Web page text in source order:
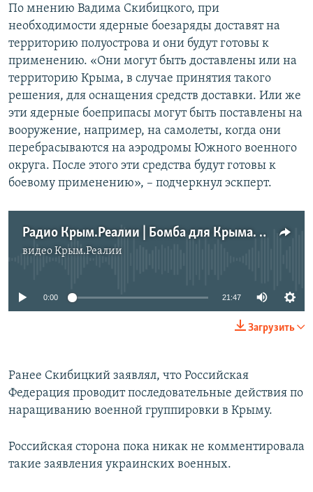
По мнению Вадима Скибицкого, при
необходимости ядерные боезаряды доставят на
территорию полуострова и они будут готовы к
применению. «Они могут быть доставлены или на
территорию Крыма, в случае принятия такого
решения, для оснащения средств доставки. Или же
эти ядерные боеприпасы могут быть поставлены на
вооружение, например, на самолеты, когда они
перебрасываются на аэродромы Южного военного
округа. После этого эти средства будут готовы к
боевому применению», – подчеркнул эскперт.
Радио Крым.Реалии | Бомба для Крыма. Имеют ли основание слухи о ядерном оружии на полуострове
видеоКрым.Реалии
0:00 21:47
Загрузить
Ранее Скибицкий заявлял, что Российская
Федерация проводит последовательные действия по
наращиванию военной группировки в Крыму.
Российская сторона пока никак не комментировала
такие заявления украинских военных.